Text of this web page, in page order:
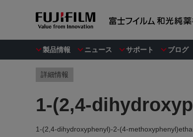
製品情報 ニュース サポート ブログ
詳細情報
1-(2,4-
1-(2,4-dihydroxyphenyl)-2-(4-